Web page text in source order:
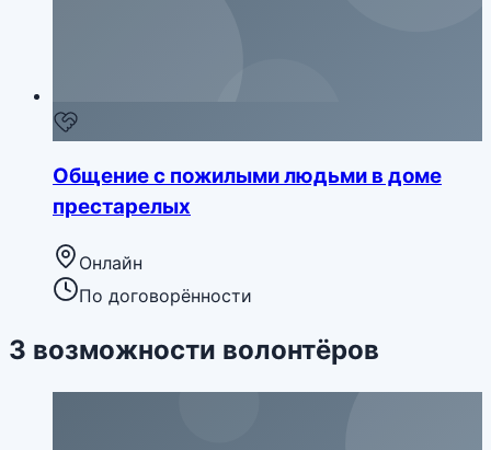
Общение с пожилыми людьми в доме
престарелых
Онлайн
По договорённости
3 возможности волонтёров